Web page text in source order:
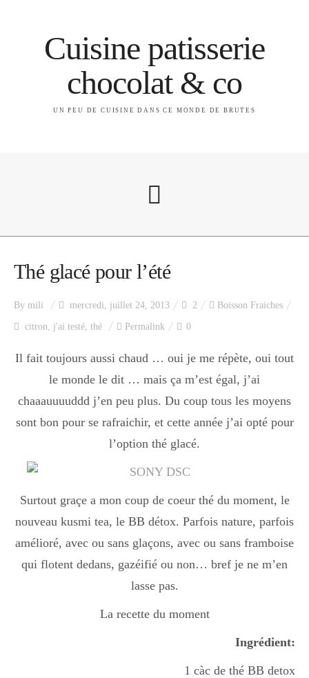
Cuisine patisserie
chocolat & co
UN PEU DE CUISINE DANS CE MONDE DE BRUTES
A propos
Index des recettes
Catégories
Apéro
Entrée
plats
Dessert
Thé glacé pour l’été
By mili mercredi, juillet 24, 2013 2 Boisson Fraiches
citron, j'ai testé, thé Permalink 0
Il fait toujours aussi chaud … oui je me répète, oui tout
le monde le dit … mais ça m’est égal, j’ai
chaaauuuuddd j’en peu plus. Du coup tous les moyens
sont bon pour se rafraichir, et cette année j’ai opté pour
l’option thé glacé.
Surtout graçe a mon coup de coeur thé du moment, le
nouveau kusmi tea, le BB détox. Parfois nature, parfois
amélioré, avec ou sans glaçons, avec ou sans framboise
qui flotent dedans, gazéifié ou non… bref je ne m’en
lasse pas.
La recette du moment
Ingrédient:
1 càc de thé BB detox